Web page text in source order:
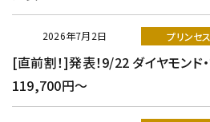
2026年7月2日 プリンセ
[直前割！]発表！9/22 ダイヤモンド
119,700円～